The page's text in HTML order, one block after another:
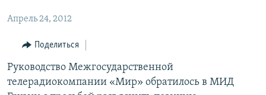
Вернутся
поискуАРМЕНИЯ
АЗЕРБАЙДЖАН
ТЕМЫ
ПОЛИТИКА
ЭКОНОМИКА
ОБЩЕСТВО
РУБРИКИ
НЕКРУГЛЫЙ СТОЛ
ГОСТЬ НЕДЕЛИ
МУЛЬТИМЕДИА
ВИДЕО
АУДИО
Апрель 24, 2012
Поделиться
Руководство Межгосударственной
телерадиокомпании «Мир» обратилось в МИД